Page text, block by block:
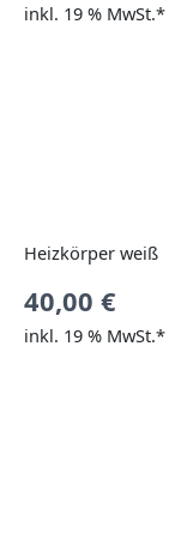
inkl. 19 % MwSt.*
Heizkörper weiß
40,00 €
inkl. 19 % MwSt.*